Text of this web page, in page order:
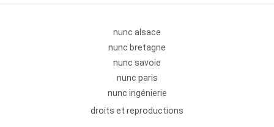
nunc alsace
nunc bretagne
nunc savoie
nunc paris
nunc ingénierie
droits et reproductions